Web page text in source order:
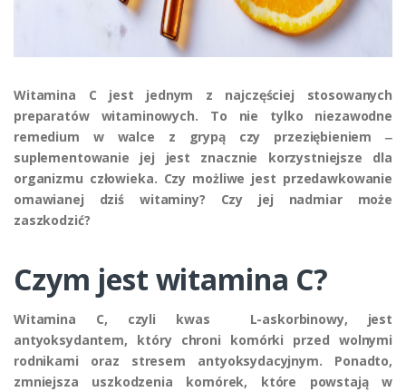
Witamina C jest jednym z najczęściej stosowanych
preparatów witaminowych. To nie tylko niezawodne
remedium w walce z grypą czy przeziębieniem ‒
suplementowanie jej jest znacznie korzystniejsze dla
organizmu człowieka. Czy możliwe jest przedawkowanie
omawianej dziś witaminy? Czy jej nadmiar może
zaszkodzić?
Czym jest witamina C?
Witamina C, czyli kwas L-askorbinowy, jest
antyoksydantem, który chroni komórki przed wolnymi
rodnikami oraz stresem antyoksydacyjnym. Ponadto,
zmniejsza uszkodzenia komórek, które powstają w